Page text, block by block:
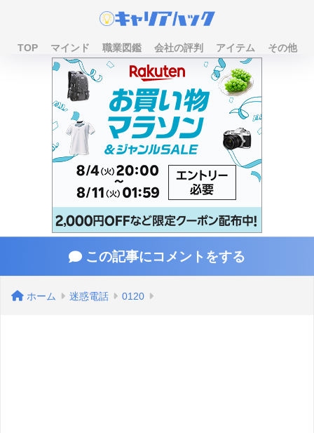
TOP マインド 職業図鑑 会社の評判 アイテム その他
この記事にコメントをする
ホーム 迷惑電話 0120